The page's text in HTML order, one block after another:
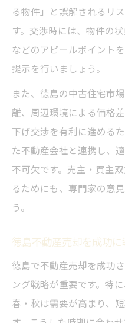
る物件」と誤解されるリ
す。交渉時には、物件の
などのアピールポイント
提示を行いましょう。
また、徳島の中古住宅市
離、周辺環境による価格
下げ交渉を有利に進める
た不動産会社と連携し、
不可欠です。売主・買主
るためにも、専門家の意
う。
徳島不動産売却を成功
徳島で不動産売却を成功
ング戦略が重要です。特
春・秋は需要が高まり、